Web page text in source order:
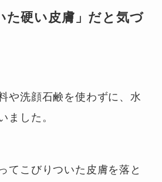
た硬い皮膚」だと気づ
や洗顔石鹸を使わずに、水
ました。
てこびりついた皮膚を落と